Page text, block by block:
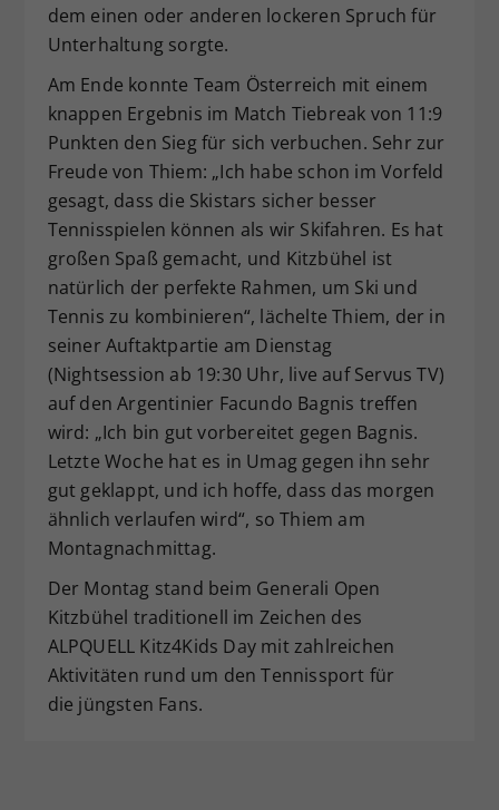
dem einen oder anderen lockeren Spruch für
Unterhaltung sorgte.
Am Ende konnte Team Österreich mit einem
knappen Ergebnis im Match Tiebreak von 11:9
Punkten den Sieg für sich verbuchen. Sehr zur
Freude von Thiem: „Ich habe schon im Vorfeld
gesagt, dass die Skistars sicher besser
Tennisspielen können als wir Skifahren. Es hat
großen Spaß gemacht, und Kitzbühel ist
natürlich der perfekte Rahmen, um Ski und
Tennis zu kombinieren“, lächelte Thiem, der in
seiner Auftaktpartie am Dienstag
(Nightsession ab 19:30 Uhr, live auf Servus TV)
auf den Argentinier Facundo Bagnis treffen
wird: „Ich bin gut vorbereitet gegen Bagnis.
Letzte Woche hat es in Umag gegen ihn sehr
gut geklappt, und ich hoffe, dass das morgen
ähnlich verlaufen wird“, so Thiem am
Montagnachmittag.
Der Montag stand beim Generali Open
Kitzbühel traditionell im Zeichen des
ALPQUELL Kitz4Kids Day mit zahlreichen
Aktivitäten rund um den Tennissport für
die jüngsten Fans.